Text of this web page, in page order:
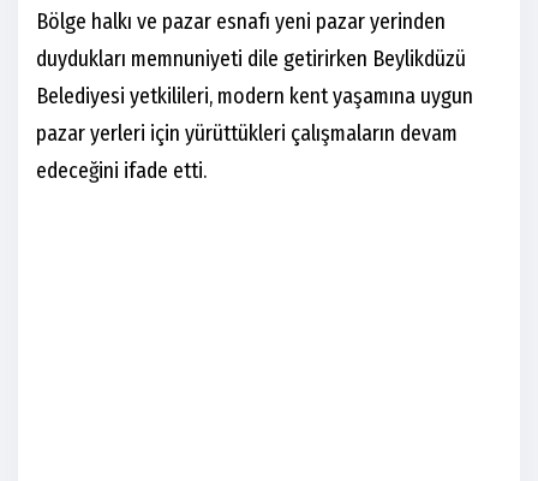
Bölge halkı ve pazar esnafı yeni pazar yerinden
duydukları memnuniyeti dile getirirken Beylikdüzü
Belediyesi yetkilileri, modern kent yaşamına uygun
pazar yerleri için yürüttükleri çalışmaların devam
edeceğini ifade etti.